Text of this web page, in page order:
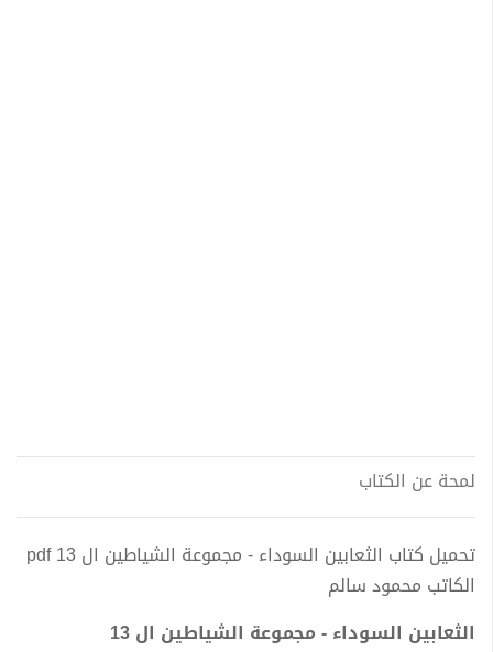
لمحة عن الكتاب
تحميل كتاب الثعابين السوداء - مجموعة الشياطين ال 13 pdf
الكاتب محمود سالم
الثعابين السوداء - مجموعة الشياطين ال 13